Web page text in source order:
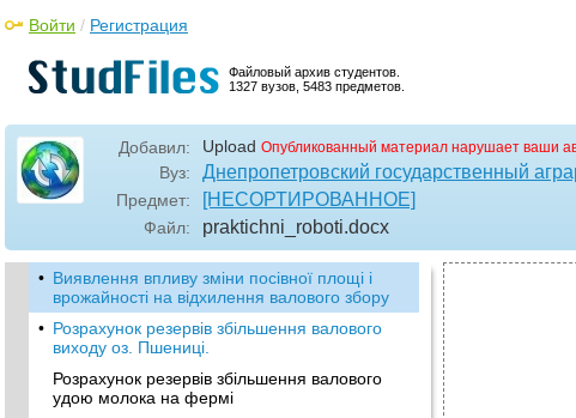
Файловый архив студентов.
1327 вузов, 5483 предметов.
Войти / Регистрация
Добавил: Upload Опубликованный материал нарушает ваши
Вуз: Днепропетровский государственный
Предмет: [НЕСОРТИРОВАННОЕ]
Файл: praktichni_roboti.docx
• Виявлення впливу зміни посівної площі і
врожайності на відхилення валового збору
• Розрахунок резервів збільшення валового
виходу оз. Пшениці.
Розрахунок резервів збільшення валового
удою молока на фермі